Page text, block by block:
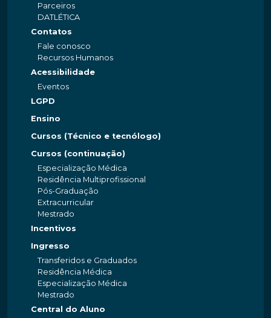
Parceiros
DATLÉTICA
Contatos
Fale conosco
Recursos Humanos
Acessibilidade
Eventos
LGPD
Ensino
Cursos (Técnico e tecnólogo)
Cursos (continuação)
Especialização Médica
Residência Multiprofissional
Pós-Graduação
Extracurricular
Mestrado
Incentivos
Ingresso
Transferidos e Graduados
Residência Médica
Especialização Médica
Mestrado
Central do Aluno